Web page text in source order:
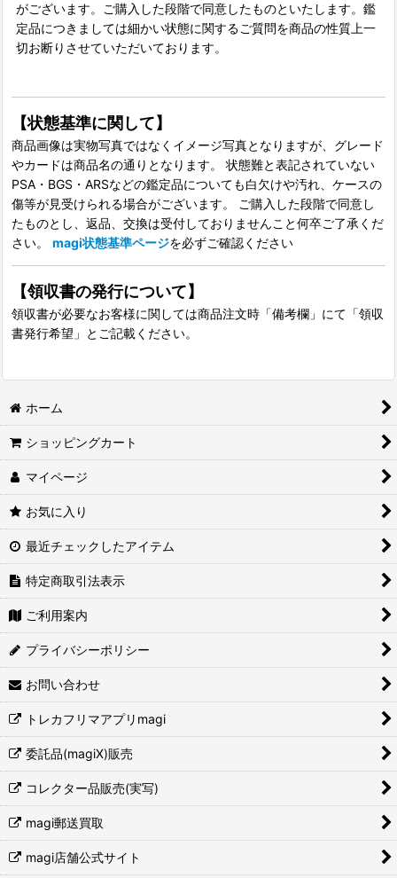
がございます。ご購入した段階で同意したものといたします。鑑
定品につきましては細かい状態に関するご質問を商品の性質上一
切お断りさせていただいております。
【状態基準に関して】
商品画像は実物写真ではなくイメージ写真となりますが、グレード
やカードは商品名の通りとなります。 状態難と表記されていない
PSA・BGS・ARSなどの鑑定品についても白欠けや汚れ、ケースの
傷等が見受けられる場合がございます。 ご購入した段階で同意し
たものとし、返品、交換は受付しておりませんこと何卒ご了承くだ
さい。 magi状態基準ページを必ずご確認ください
【領収書の発行について】
領収書が必要なお客様に関しては商品注文時「備考欄」にて「領収
書発行希望」とご記載ください。
ホーム
ショッピングカート
マイページ
お気に入り
最近チェックしたアイテム
特定商取引法表示
ご利用案内
プライバシーポリシー
お問い合わせ
トレカフリマアプリmagi
委託品(magiX)販売
コレクター品販売(実写)
magi郵送買取
magi店舗公式サイト